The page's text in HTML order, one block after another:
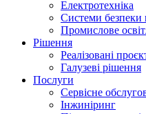
Електротехніка
Системи безпеки
Промислове
Рішення
Реалізовані
Галузеві рішення
Послуги
Сервісне
Інжиніринг